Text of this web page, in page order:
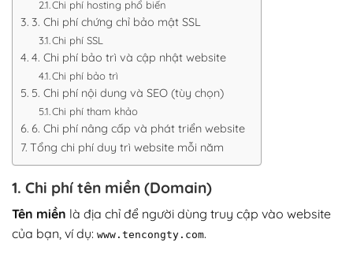
Chi phí hosting phổ biến
3. Chi phí chứng chỉ bảo mật SSL
Chi phí SSL
4. Chi phí bảo trì và cập nhật website
Chi phí bảo trì
5. Chi phí nội dung và SEO (tùy chọn)
Chi phí tham khảo
6. Chi phí nâng cấp và phát triển website
Tổng chi phí duy trì website mỗi năm
1. Chi phí tên miền (Domain)
Tên miền là địa chỉ để người dùng truy cập vào website
của bạn, ví dụ: www.tencongty.com.